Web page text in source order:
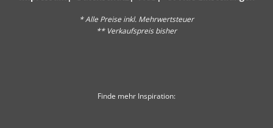
* Alle Preise inkl. Mehrwertsteuer
** Verkaufspreis bisher
Finde mehr Inspiration: